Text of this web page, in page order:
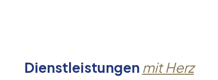
Dienstleistungen mit Herz